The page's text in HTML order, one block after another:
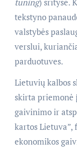
tuning) srityse.
tekstyno
valstybės
verslui,
parduotuves.
Lietuvių kalbos
skirta priemonė
gaivinimo ir
kartos Lietuva”,
ekonomikos